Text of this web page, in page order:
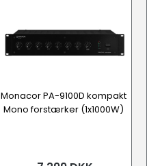
Monacor PA-9100D kompakt
Mono forstærker (1x1000W)